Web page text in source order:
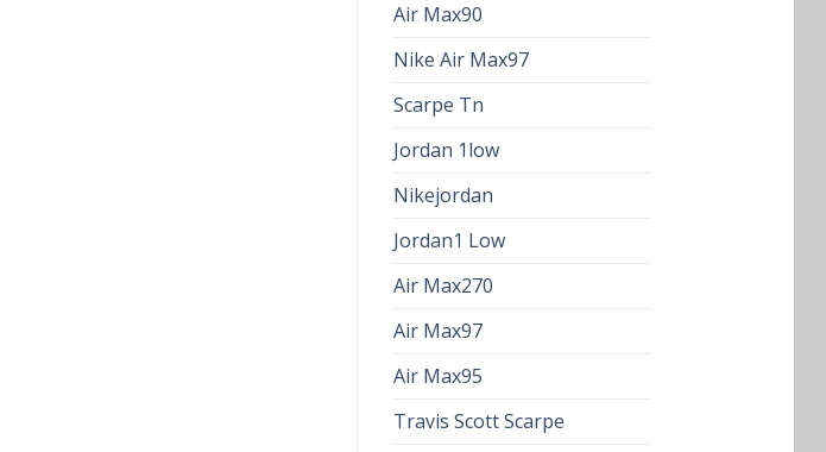
Air Max90
Nike Air Max97
Scarpe Tn
Jordan 1low
Nikejordan
Jordan1 Low
Air Max270
Air Max97
Air Max95
Travis Scott Scarpe